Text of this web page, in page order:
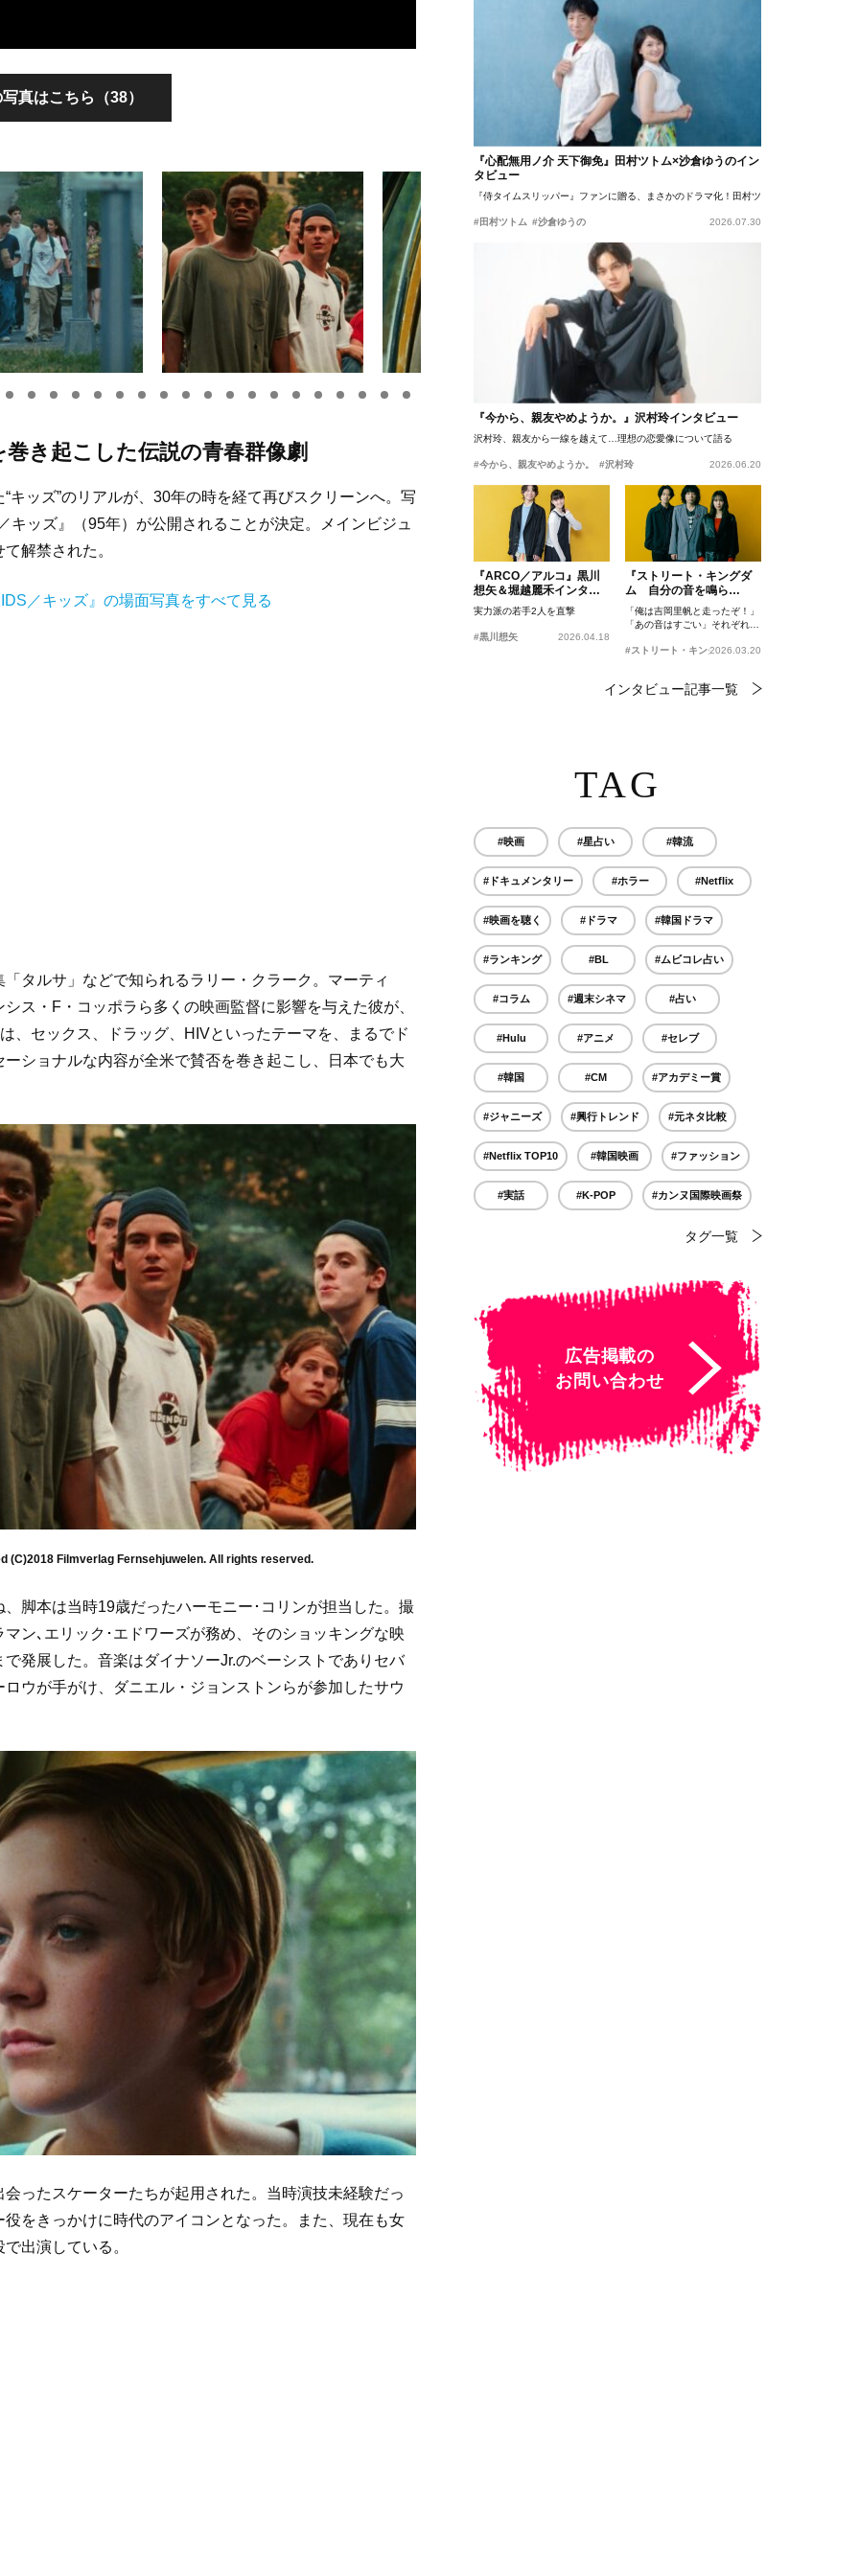
真はこちら（38）
き起こした伝説の青春群像劇
ッズ”のリアルが、30年の時を経て再びスクリーンへ。写
ッズ』（95年）が公開されることが決定。メインビジュ
解禁された。
／キッズ』の場面写真をすべて見る
タルサ」などで知られるラリー・クラーク。マーティ
ス・F・コッポラら多くの映画監督に影響を与えた彼が、
、セックス、ドラッグ、HIVといったテーマを、まるでド
ショナルな内容が全米で賛否を巻き起こし、日本でも大
(C)2018 Filmverlag Fernsehjuwelen. All rights reserved.
脚本は当時19歳だったハーモニー･コリンが担当した。撮
ン､エリック･エドワーズが務め、そのショッキングな映
発展した。音楽はダイナソーJr.のベーシストでありセバ
ウが手がけ、ダニエル・ジョンストンらが参加したサウ
ったスケーターたちが起用された。当時演技未経験だっ
をきっかけに時代のアイコンとなった。また、現在も女
出演している。
『心配無用ノ介 天下御免』田村ツトム×沙倉ゆうのイン
タビュー
『侍タイムスリッパー』ファンに贈る、まさかのドラマ化！田村ツトム×沙倉ゆうのが語
#田村ツトム #沙倉ゆうの 2026.07.30
『今から、親友やめようか。』沢村玲インタビュー
沢村玲、親友から一線を越えて…理想の恋愛像について語る
#今から、親友やめようか。 #沢村玲 2026.06.20
『ARCO／アルコ』黒川
想矢＆堀越麗禾インタビ
ュー
実力派の若手2人を直撃
#黒川想矢 2026.04.18
『ストリート・キングダ
ム 自分の音を鳴ら
せ。』峯田和伸、若葉竜
也、吉岡里帆インタビュ
ー
「俺は吉岡里帆と走ったぞ！」
「あの音はすごい」それぞれの
#ストリート・キングダム 自分の音を鳴らせ。
2026.03.20
インタビュー記事一覧
TAG
#映画 #星占い #韓流
#ドキュメンタリー #ホラー #Netflix
#映画を聴く #ドラマ #韓国ドラマ
#ランキング #BL #ムビコレ占い
#コラム #週末シネマ #占い
#Hulu #アニメ #セレブ
#韓国 #CM #アカデミー賞
#ジャニーズ #興行トレンド #元ネタ比較
#Netflix TOP10 #韓国映画 #ファッション
#実話 #K-POP #カンヌ国際映画祭
タグ一覧
広告掲載の
お問い合わせ